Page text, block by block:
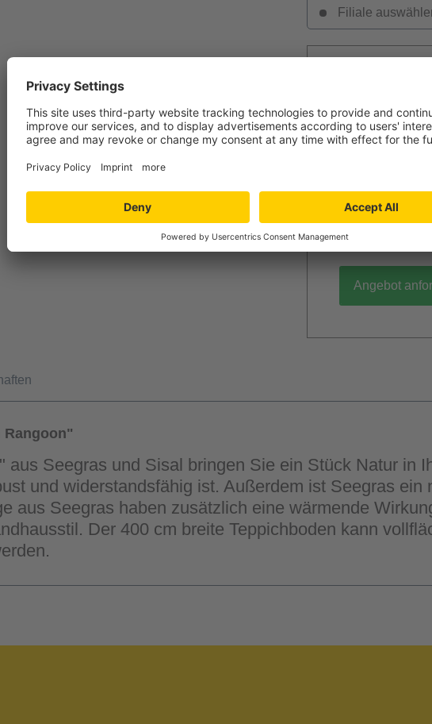
Filiale
Verlegung
Bei
Angebot
aus Seegras und Sisal bringen Sie ein Stück Natur in
und widerstandsfähig ist. Außerdem ist Seegras
aus Seegras haben zusätzlich eine wärmende
Der 400 cm breite Teppichboden kann